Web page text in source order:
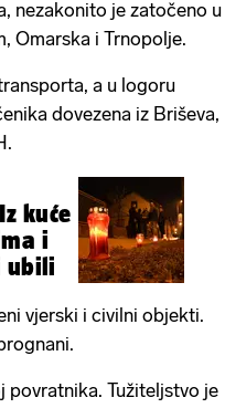
nezakonito je zatočeno u
Omarska i Trnopolje.
a u logoru
dovezena iz Briševa,
kuće
i
ubili
vjerski i civilni objekti.
povratnika. Tužiteljstvo je